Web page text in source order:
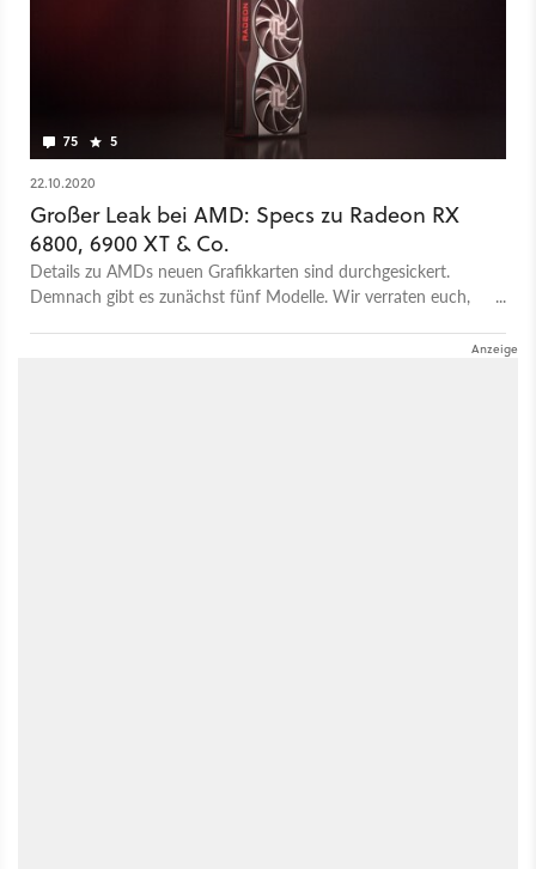
75 5
22.10.2020
Großer Leak bei AMD: Specs zu Radeon RX
6800, 6900 XT & Co.
Details zu AMDs neuen Grafikkarten sind durchgesickert.
Demnach gibt es zunächst fünf Modelle. Wir verraten euch,